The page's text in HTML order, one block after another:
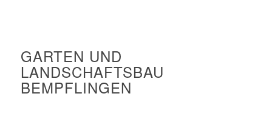
GARTEN UND
LANDSCHAFTSBAU
BEMPFLINGEN